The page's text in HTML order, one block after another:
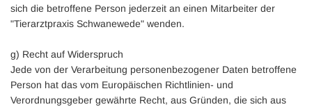
sich die betroffene Person jederzeit an einen Mitarbeiter der
"Tierarztpraxis Schwanewede" wenden.
g) Recht auf Widerspruch
Jede von der Verarbeitung personenbezogener Daten betroffene
Person hat das vom Europäischen Richtlinien- und
Verordnungsgeber gewährte Recht, aus Gründen, die sich aus